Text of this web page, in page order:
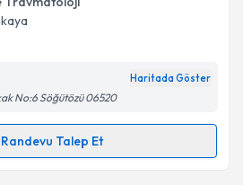
e-posta ile
işlenmesine ilişkinAydınlatma
Haritada Göster
No:6 Söğütözü 06520
Randevu Talep Et
Talebi